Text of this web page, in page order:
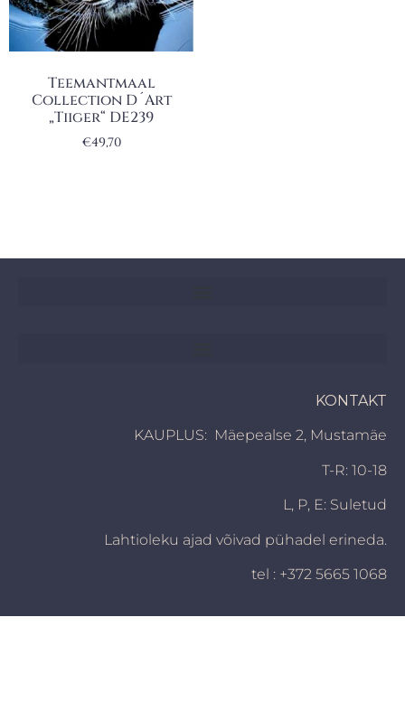
Teemantmaal
Collection D´Art
„Tiiger“ DE239
€49,70
KONTAKT
KAUPLUS: Mäepealse 2, Mustamäe
T-R: 10-18
L, P, E: Suletud
Lahtioleku ajad võivad pühadel erineda.
tel : +372 5665 1068